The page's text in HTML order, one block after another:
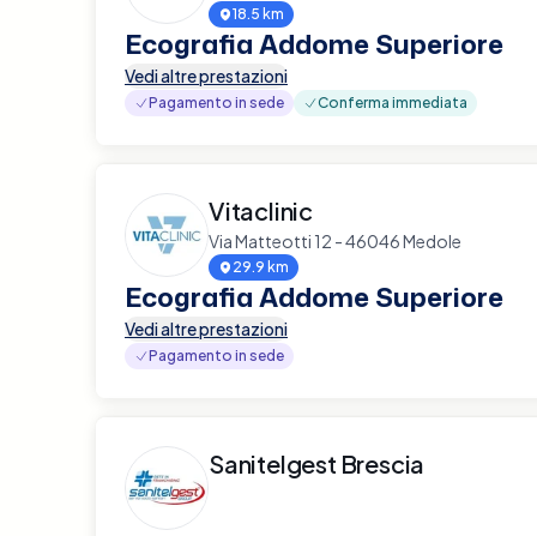
18.5 km
Ecografia Addome Superiore
Vedi altre prestazioni
Pagamento in sede Conferma immediata
Vitaclinic
Via Matteotti 12 - 46046 Medole
29.9 km
Ecografia Addome Superiore
Vedi altre prestazioni
Pagamento in sede
Sanitelgest Brescia